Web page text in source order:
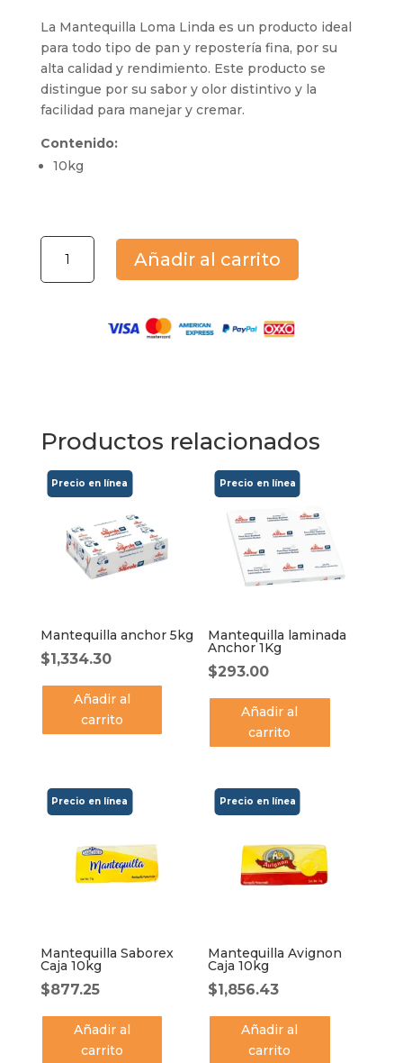
La Mantequilla Loma Linda es un producto ideal
para todo tipo de pan y repostería fina, por su
alta calidad y rendimiento. Este producto se
distingue por su sabor y olor distintivo y la
facilidad para manejar y cremar.
Contenido:
10kg
Loma
linda
Añadir al carrito
Productos relacionados
Mantequilla anchor 5kg
$1,334.30
Añadir al
carrito
Mantequilla laminada
Anchor 1Kg
$293.00
Añadir al
carrito
Mantequilla Saborex
Caja 10kg
$877.25
Añadir al
carrito
Mantequilla Avignon
Caja 10kg
$1,856.43
Añadir al
carrito